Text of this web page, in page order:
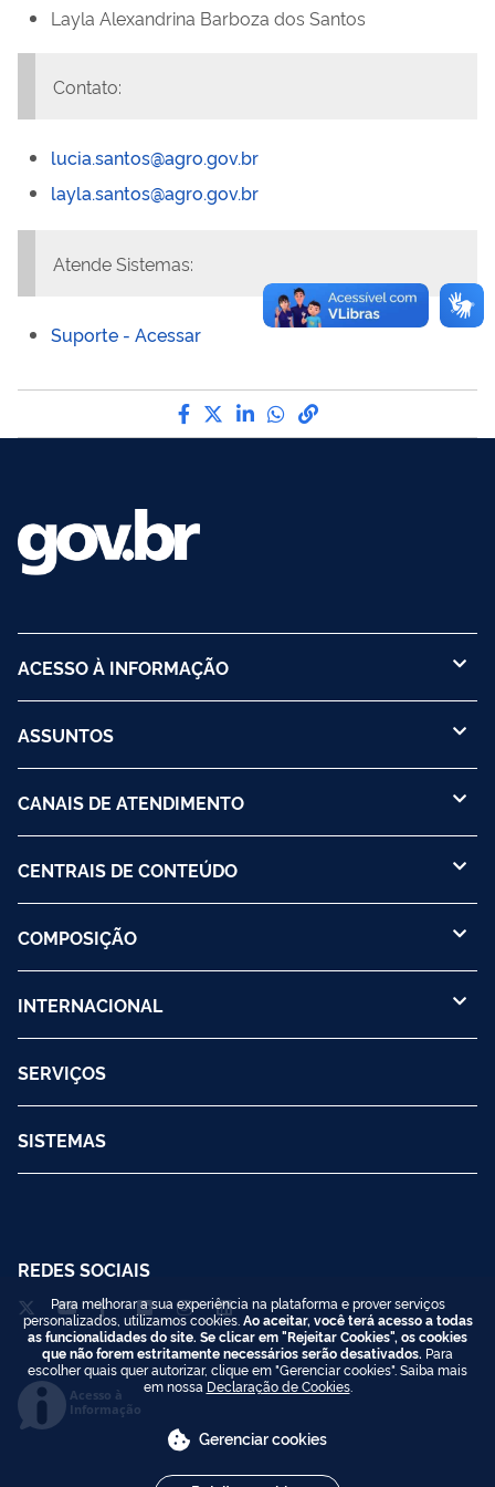
Layla Alexandrina Barboza dos Santos
Contato:
lucia.santos@agro.gov.br
layla.santos@agro.gov.br
Atende Sistemas:
Suporte - Acessar
Compartilhe por Facebook
Compartilhe por Twitter
Compartilhe por
Compartilhe por
link para Copiar
ACESSO À INFORMAÇÃO
ASSUNTOS
CANAIS DE ATENDIMENTO
CENTRAIS DE CONTEÚDO
COMPOSIÇÃO
INTERNACIONAL
SERVIÇOS
SISTEMAS
REDES SOCIAIS
Acesso à
Informação
Para melhorar a sua experiência na plataforma e prover serviços
personalizados, utilizamos cookies. Ao aceitar, você terá acesso a todas
as funcionalidades do site. Se clicar em "Rejeitar Cookies", os cookies
que não forem estritamente necessários serão desativados. Para
escolher quais quer autorizar, clique em "Gerenciar cookies". Saiba mais
em nossa Declaração de Cookies.
Gerenciar cookies